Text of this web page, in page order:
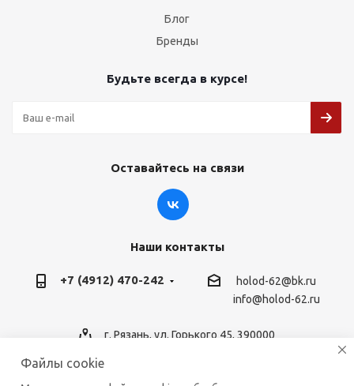
Блог
Бренды
Будьте всегда в курсе!
Оставайтесь на связи
Наши контакты
+7 (4912) 470-242
holod-62@bk.ru
info@holod-62.ru
г. Рязань, ул. Горького 45, 390000
Файлы cookie